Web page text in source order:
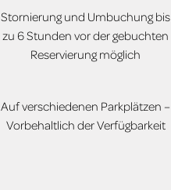
Stornierung und Umbuchung bis
zu 6 Stunden vor der gebuchten
Reservierung möglich
Auf verschiedenen Parkplätzen –
Vorbehaltlich der Verfügbarkeit